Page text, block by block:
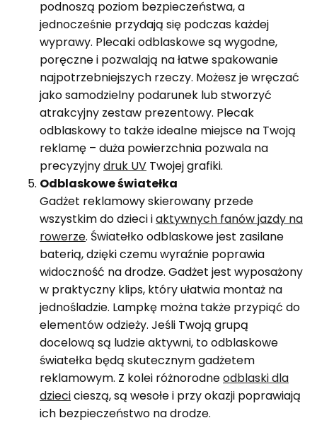
podnoszą poziom bezpieczeństwa, a
jednocześnie przydają się podczas każdej
wyprawy. Plecaki odblaskowe są wygodne,
poręczne i pozwalają na łatwe spakowanie
najpotrzebniejszych rzeczy. Możesz je wręczać
jako samodzielny podarunek lub stworzyć
atrakcyjny zestaw prezentowy. Plecak
odblaskowy to także idealne miejsce na Twoją
reklamę – duża powierzchnia pozwala na
precyzyjnydruk UV Twojej grafiki.
Odblaskowe światełka
Gadżet reklamowy skierowany przede
wszystkim do dzieci iaktywnych fanów jazdy na
rowerze. Światełko odblaskowe jest zasilane
baterią, dzięki czemu wyraźnie poprawia
widoczność na drodze. Gadżet jest wyposażony
w praktyczny klips, który ułatwia montaż na
jednośladzie. Lampkę można także przypiąć do
elementów odzieży. Jeśli Twoją grupą
docelową są ludzie aktywni, to odblaskowe
światełka będą skutecznym gadżetem
reklamowym. Z kolei różnorodneodblaski dla
dziecicieszą, są wesołe i przy okazji poprawiają
ich bezpieczeństwo na drodze.